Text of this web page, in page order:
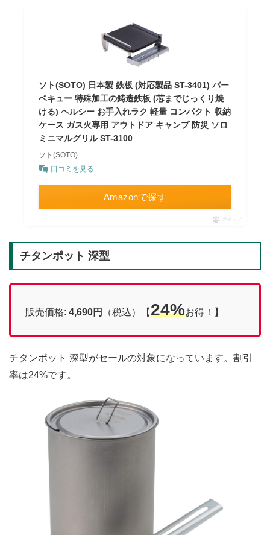
ソト(SOTO) 日本製 鉄板 (対応製品 ST-3401) バー
ベキュー 特殊加工の鋳造鉄板 (芯までじっくり焼
ける) ヘルシー お手入れラク 軽量 コンパクト 収納
ケース ガス火専用 アウトドア キャンプ 防災 ソロ
ミニマルグリル ST-3100
ソト(SOTO)
口コミを見る
Amazonで探す
ポチップ
チタンポット 深型
販売価格: 4,690円 （税込）【24%お得！】
チタンポット 深型がセールの対象になっています。割引
率は24%です。